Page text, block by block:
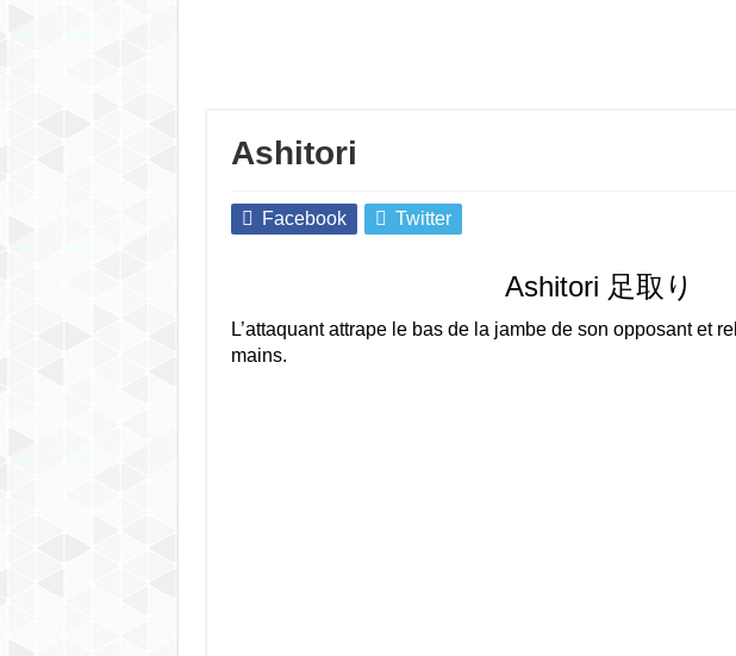
Ashitori
Facebook Twitter
Ashitori 足取り
L’attaquant attrape le bas de la jambe de son opposant et
mains.